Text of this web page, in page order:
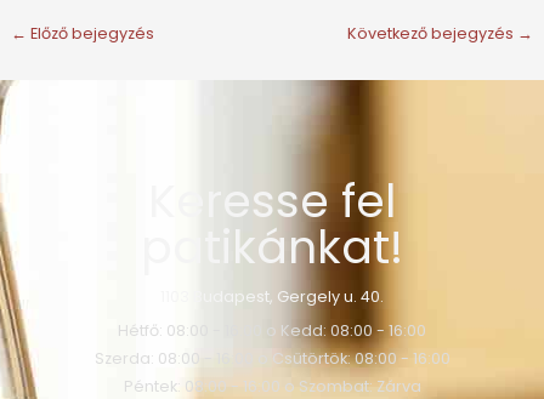
← Előző bejegyzés Következő bejegyzés →
Keresse fel
patikánkat!
1103 Budapest, Gergely u. 40.
Hétfő: 08:00 - 16:00 o Kedd: 08:00 - 16:00
Szerda: 08:00 - 16:00 o Csütörtök: 08:00 - 16:00
Péntek: 08:00 - 16:00 o Szombat: Zárva